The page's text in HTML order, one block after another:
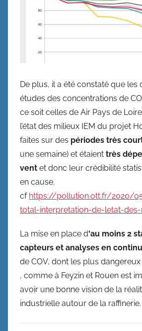
De plus, il a été constaté que les
études des concentrations de
ce soit celles de Air Pays de
l’état des milieux IEM du projet
faites sur des périodes très
une semaine) et étaient très
vent et donc leur crédibilité
en cause.
cf https://pollution.ott.fr/2020/
total-interpretation-de-letat-
La mise en place d‘au moins 2
capteurs et analyses en continu
de COV, dont les plus
, comme à Feyzin et Rouen est
avoir une bonne vision de la
industrielle autour de la raffinerie.